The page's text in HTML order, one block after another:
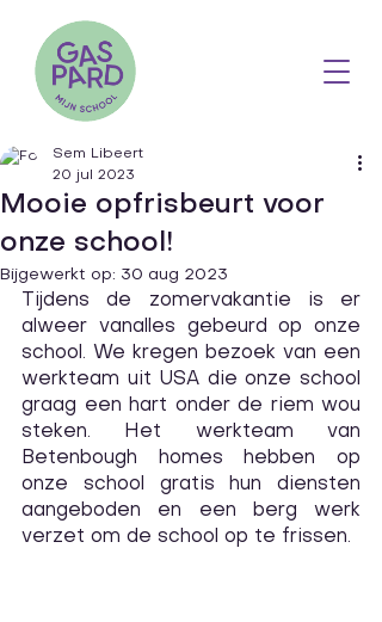
Mooie opfrisbeurt voor
onze school!
Sem Libeert
20 jul 2023
Bijgewerkt op: 30 aug 2023
Tijdens de zomervakantie is er
alweer vanalles gebeurd op onze
school. We kregen bezoek van een
werkteam uit USA die onze school
graag een hart onder de riem wou
steken. Het werkteam van
Betenbough homes hebben op
onze school gratis hun diensten
aangeboden en een berg werk
verzet om de school op te frissen.